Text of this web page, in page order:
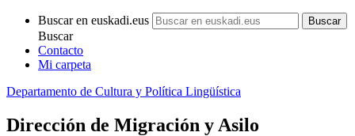
Buscar en euskadi.eus
Buscar
Contacto
Mi carpeta
Departamento de Cultura y Política Lingüística
Dirección de Migración y Asilo